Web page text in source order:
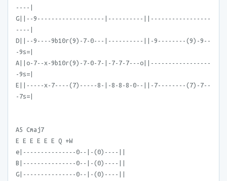
----|
G||--9-------------------|----------||-----------------
----|
D||--9----9b10r(9)-7-0---|----------||-9--------(9)-9--
-9s=|
A||o-7--x-9b10r(9)-7-0-7-|-7-7-7---o||-----------------
-9s=|
E||-----x-7----(7)-----8-|-8-8-8-0--||-7--------(7)-7--
-7s=|
A5 Cmaj7
E E E E E E Q +W
e|---------------0--|-(0)----||
B|---------------0--|-(0)----||
G|---------------0--|-(0)----||